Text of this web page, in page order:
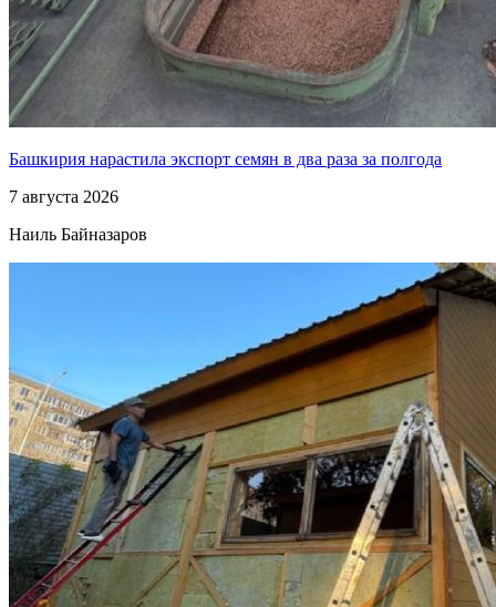
Башкирия нарастила экспорт семян в два раза за полгода
7 августа 2026
Наиль Байназаров